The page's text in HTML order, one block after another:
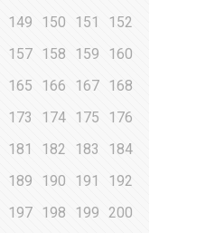
149 150 151
152
157 158 159
160
165 166 167 168
173 174 175
176
181 182 183
184
189 190 191
192
197 198 199
200